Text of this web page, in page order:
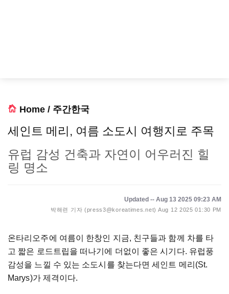
Home / 주간한국
세인트 메리, 여름 소도시 여행지로 주목
유럽 감성 건축과 자연이 어우러진 힐
링 명소
Updated -- Aug 13 2025 09:23 AM
박해련 기자 (press3@koreatimes.net) Aug 12 2025 01:30 PM
온타리오주에 여름이 한창인 지금, 친구들과 함께 차를 타
고 짧은 로드트립을 떠나기에 더없이 좋은 시기다. 유럽풍
감성을 느낄 수 있는 소도시를 찾는다면 세인트 메리(St.
Marys)가 제격이다.